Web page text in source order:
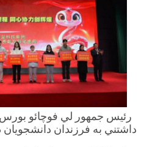
رئيس جمهور لي فوچائو
داشتني به فرزندان